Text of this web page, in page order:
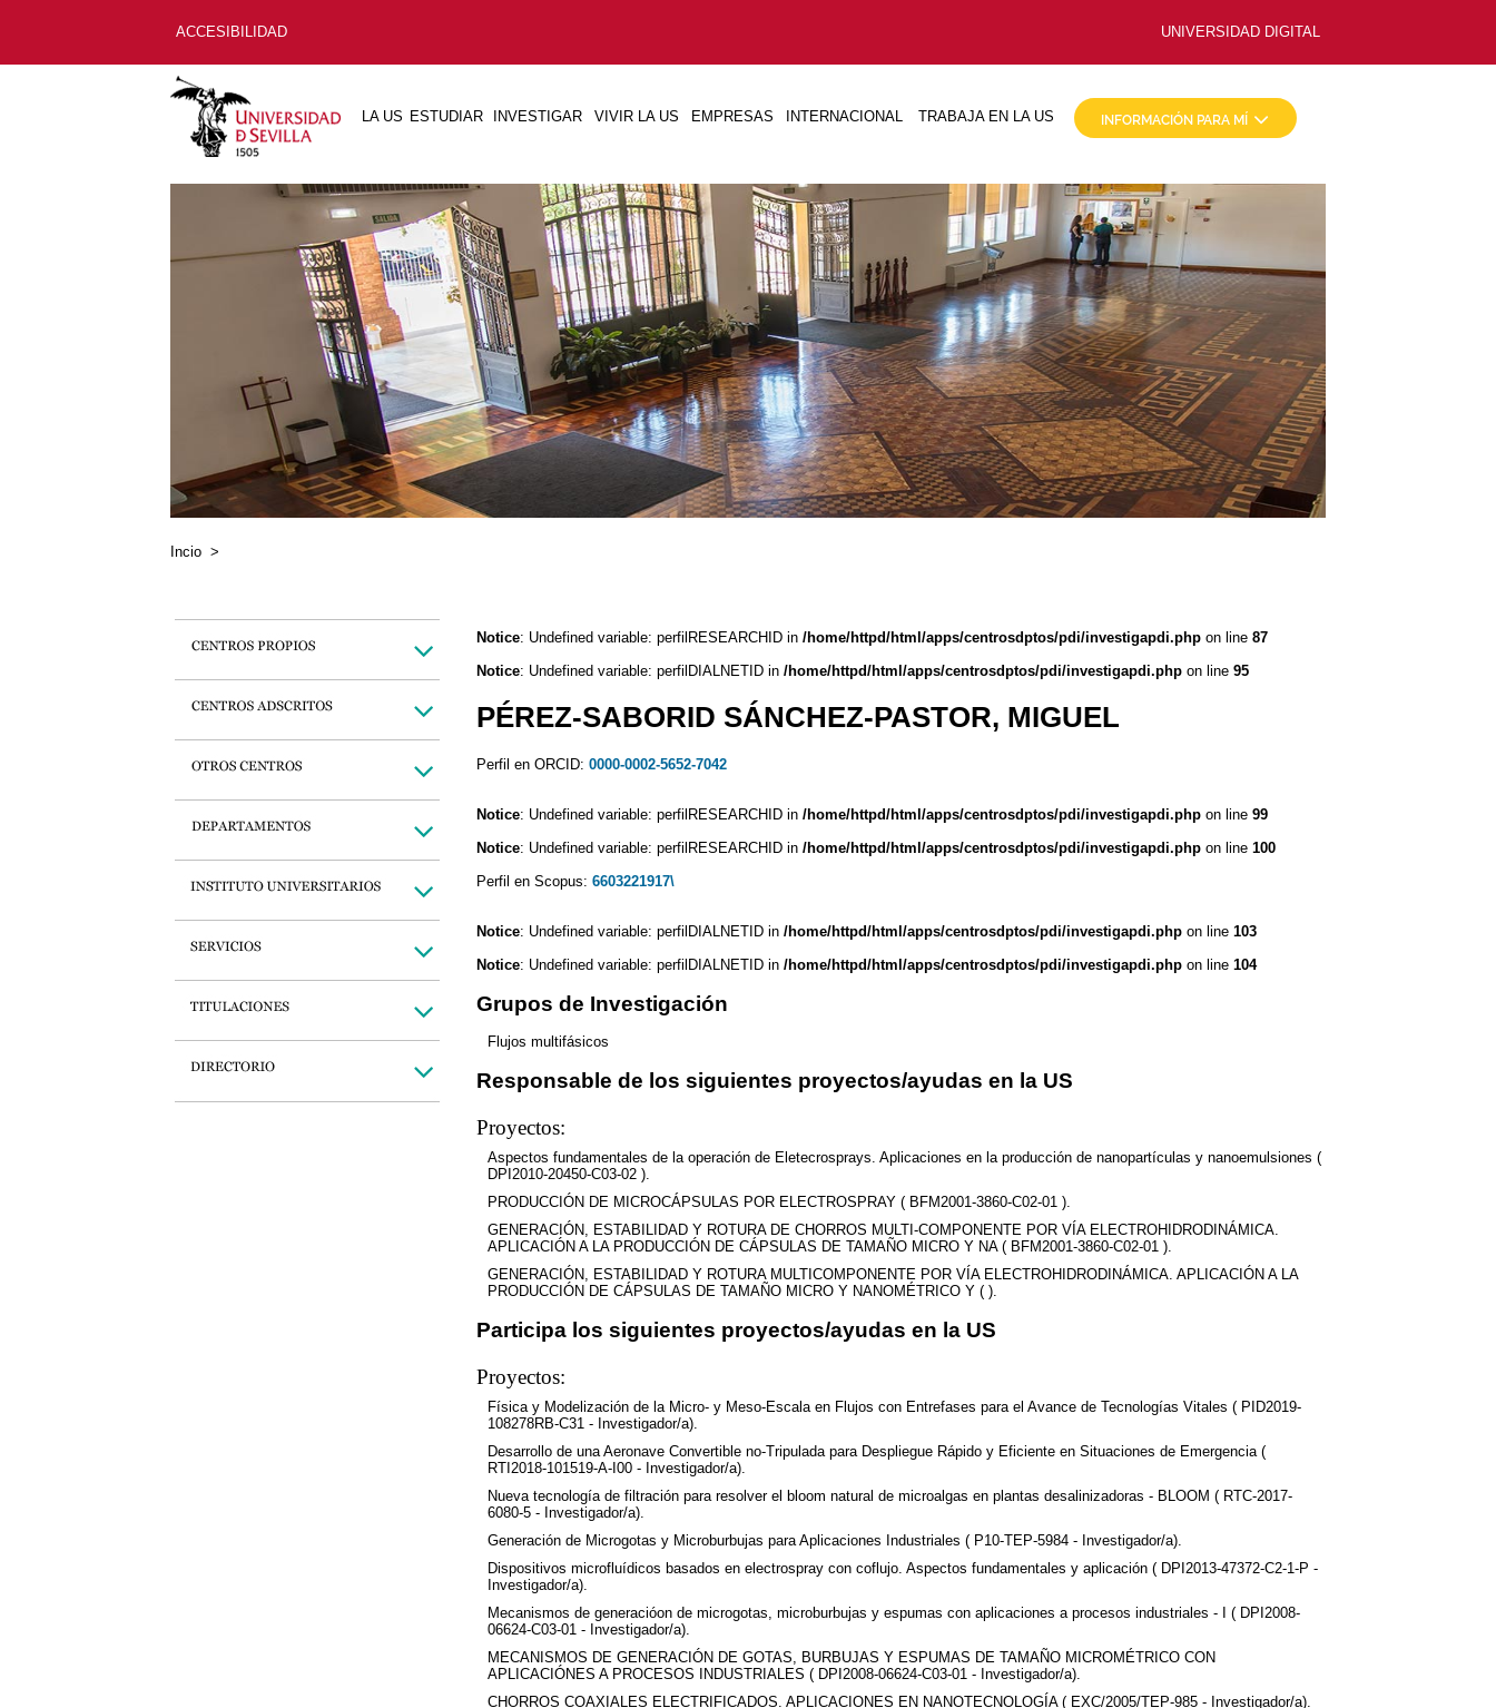
ACCESIBILIDAD UNIVERSIDAD DIGITAL
LA US ESTUDIAR INVESTIGAR VIVIR LA US EMPRESAS INTERNACIONAL TRABAJA EN LA US
Incio >
Notice: Undefined variable: perfilRESEARCHID in /home/httpd/html/apps/centrosdptos/pdi/investigapdi.php on line 87
Notice: Undefined variable: perfilDIALNETID in /home/httpd/html/apps/centrosdptos/pdi/investigapdi.php on line 95
PÉREZ-SABORID SÁNCHEZ-PASTOR, MIGUEL
Perfil en ORCID: 0000-0002-5652-7042
Notice: Undefined variable: perfilRESEARCHID in /home/httpd/html/apps/centrosdptos/pdi/investigapdi.php on line 99
Notice: Undefined variable: perfilRESEARCHID in /home/httpd/html/apps/centrosdptos/pdi/investigapdi.php on line 100
Perfil en Scopus: 6603221917\
Notice: Undefined variable: perfilDIALNETID in /home/httpd/html/apps/centrosdptos/pdi/investigapdi.php on line 103
Notice: Undefined variable: perfilDIALNETID in /home/httpd/html/apps/centrosdptos/pdi/investigapdi.php on line 104
Grupos de Investigación
Flujos multifásicos
Responsable de los siguientes proyectos/ayudas en la US
Proyectos:
Aspectos fundamentales de la operación de Eletecrosprays. Aplicaciones en la producción de nanopartículas y nanoemulsiones (
DPI2010-20450-C03-02 ).
PRODUCCIÓN DE MICROCÁPSULAS POR ELECTROSPRAY ( BFM2001-3860-C02-01 ).
GENERACIÓN, ESTABILIDAD Y ROTURA DE CHORROS MULTI-COMPONENTE POR VÍA ELECTROHIDRODINÁMICA.
APLICACIÓN A LA PRODUCCIÓN DE CÁPSULAS DE TAMAÑO MICRO Y NA ( BFM2001-3860-C02-01 ).
GENERACIÓN, ESTABILIDAD Y ROTURA MULTICOMPONENTE POR VÍA ELECTROHIDRODINÁMICA. APLICACIÓN A LA
PRODUCCIÓN DE CÁPSULAS DE TAMAÑO MICRO Y NANOMÉTRICO Y ( ).
Participa los siguientes proyectos/ayudas en la US
Proyectos:
Física y Modelización de la Micro- y Meso-Escala en Flujos con Entrefases para el Avance de Tecnologías Vitales ( PID2019-
108278RB-C31 - Investigador/a).
Desarrollo de una Aeronave Convertible no-Tripulada para Despliegue Rápido y Eficiente en Situaciones de Emergencia (
RTI2018-101519-A-I00 - Investigador/a).
Nueva tecnología de filtración para resolver el bloom natural de microalgas en plantas desalinizadoras - BLOOM ( RTC-2017-
6080-5 - Investigador/a).
Generación de Microgotas y Microburbujas para Aplicaciones Industriales ( P10-TEP-5984 - Investigador/a).
Dispositivos microfluídicos basados en electrospray con coflujo. Aspectos fundamentales y aplicación ( DPI2013-47372-C2-1-P -
Investigador/a).
Mecanismos de generacióon de microgotas, microburbujas y espumas con aplicaciones a procesos industriales - I ( DPI2008-
06624-C03-01 - Investigador/a).
MECANISMOS DE GENERACIÓN DE GOTAS, BURBUJAS Y ESPUMAS DE TAMAÑO MICROMÉTRICO CON
APLICACIÓNES A PROCESOS INDUSTRIALES ( DPI2008-06624-C03-01 - Investigador/a).
CHORROS COAXIALES ELECTRIFICADOS. APLICACIONES EN NANOTECNOLOGÍA ( EXC/2005/TEP-985 - Investigador/a).